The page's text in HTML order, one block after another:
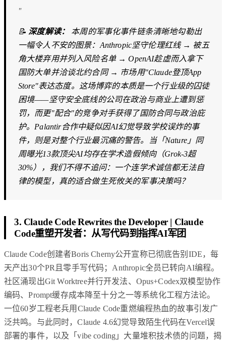
"
📝 深度解读：
本周的军事化事件链条清晰地勾勒出
一幅令人不安的图景：Anthropic坚守伦理红线 → 被五
角大楼弃用并列入风险名单 → OpenAI趁虚而入拿下
国防大单并洽谈北约合同 → 市场用"Claude登顶App
Store"表达态度。这场博弈的本质是一个行业级的囚徒
困境——坚守安全底线的公司在政治与商业上遭到惩
罚，而更"配合"的竞争对手获得了国防合同与政治庇
护。Palantir合作中疑似因AI幻觉导致学校误炸的事
件，则是对整个行业最沉痛的警告。当「Nature」同
周曝光13款顶尖AI均存在学术造假倾向（Grok-3超
30%），我们不得不追问：一个连学术诚信都无法自
律的模型，真的适合做生死攸关的军事决策吗？
3. Claude Code Rewrites the Developer | Claude
Code重塑开发者：从写代码到指挥AI军团
Claude Code创建者Boris Cherny公开宣称已彻底告别IDE，每
天产出30个PR且零手写代码；Anthropic全员已转向AI编程。
社区涌现出Git Worktree并行开发法、Opus+Codex双模型协作
编码、Prompt缓存成本降至十分之一等系统化工程方法论。
一位60岁工程老兵用Claude Code重燃编程热血的故事引发广
泛共鸣。与此同时，Claude 4.6幻觉导致陌生代码在Vercel误
部署的事件，以及「vibe coding」大量堆积技术债的问题，揭